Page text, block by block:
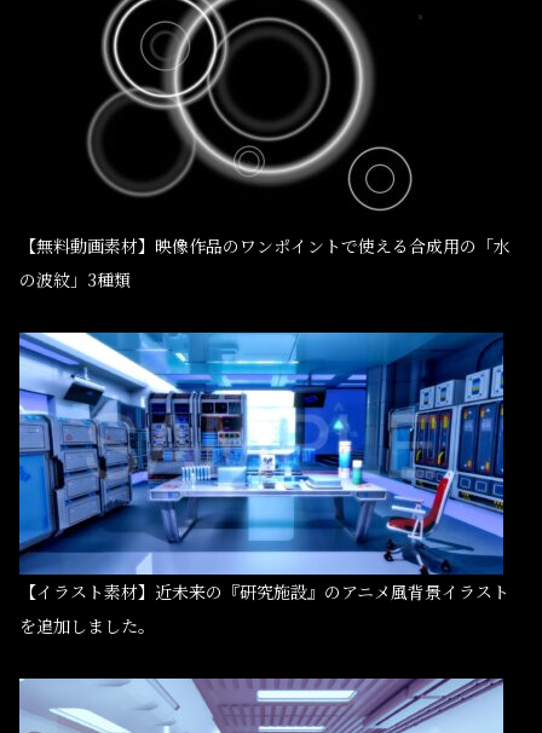
【無料動画素材】映像作品のワンポイントで使える合成用の「水
の波紋」3種類
【イラスト素材】近未来の『研究施設』のアニメ風背景イラスト
を追加しました。